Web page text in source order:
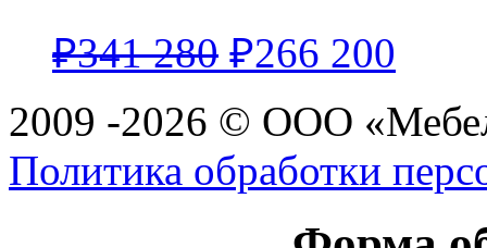
₽341 280 ₽266 200
2009 -2026 © ООО
Политика обработки